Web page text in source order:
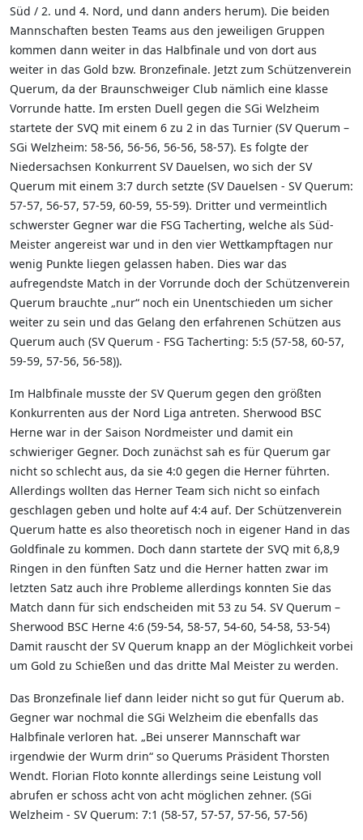
Süd / 2. und 4. Nord, und dann anders herum). Die beiden
Mannschaften besten Teams aus den jeweiligen Gruppen
kommen dann weiter in das Halbfinale und von dort aus
weiter in das Gold bzw. Bronzefinale. Jetzt zum Schützenverein
Querum, da der Braunschweiger Club nämlich eine klasse
Vorrunde hatte. Im ersten Duell gegen die SGi Welzheim
startete der SVQ mit einem 6 zu 2 in das Turnier (SV Querum –
SGi Welzheim: 58-56, 56-56, 56-56, 58-57). Es folgte der
Niedersachsen Konkurrent SV Dauelsen, wo sich der SV
Querum mit einem 3:7 durch setzte (SV Dauelsen - SV Querum:
57-57, 56-57, 57-59, 60-59, 55-59). Dritter und vermeintlich
schwerster Gegner war die FSG Tacherting, welche als Süd-
Meister angereist war und in den vier Wettkampftagen nur
wenig Punkte liegen gelassen haben. Dies war das
aufregendste Match in der Vorrunde doch der Schützenverein
Querum brauchte „nur“ noch ein Unentschieden um sicher
weiter zu sein und das Gelang den erfahrenen Schützen aus
Querum auch (SV Querum - FSG Tacherting: 5:5 (57-58, 60-57,
59-59, 57-56, 56-58)).
Im Halbfinale musste der SV Querum gegen den größten
Konkurrenten aus der Nord Liga antreten. Sherwood BSC
Herne war in der Saison Nordmeister und damit ein
schwieriger Gegner. Doch zunächst sah es für Querum gar
nicht so schlecht aus, da sie 4:0 gegen die Herner führten.
Allerdings wollten das Herner Team sich nicht so einfach
geschlagen geben und holte auf 4:4 auf. Der Schützenverein
Querum hatte es also theoretisch noch in eigener Hand in das
Goldfinale zu kommen. Doch dann startete der SVQ mit 6,8,9
Ringen in den fünften Satz und die Herner hatten zwar im
letzten Satz auch ihre Probleme allerdings konnten Sie das
Match dann für sich endscheiden mit 53 zu 54. SV Querum –
Sherwood BSC Herne 4:6 (59-54, 58-57, 54-60, 54-58, 53-54)
Damit rauscht der SV Querum knapp an der Möglichkeit vorbei
um Gold zu Schießen und das dritte Mal Meister zu werden.
Das Bronzefinale lief dann leider nicht so gut für Querum ab.
Gegner war nochmal die SGi Welzheim die ebenfalls das
Halbfinale verloren hat. „Bei unserer Mannschaft war
irgendwie der Wurm drin“ so Querums Präsident Thorsten
Wendt. Florian Floto konnte allerdings seine Leistung voll
abrufen er schoss acht von acht möglichen zehner. (SGi
Welzheim - SV Querum: 7:1 (58-57, 57-57, 57-56, 57-56)